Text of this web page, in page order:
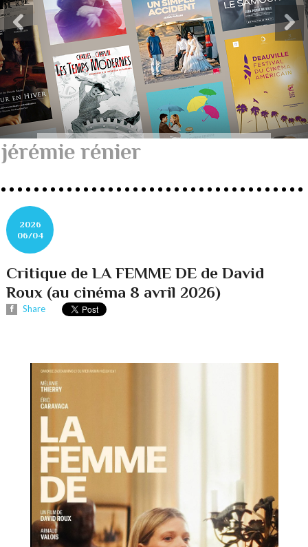
jérémie rénier
2026
06/04
Critique de LA FEMME DE de David
Roux (au cinéma 8 avril 2026)
Share